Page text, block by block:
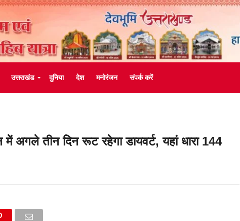
उत्तराखंड दुनिया देश मनोरंजन संपर्क करें
में अगले तीन दिन रूट रहेगा डायवर्ट, यहां धारा 144